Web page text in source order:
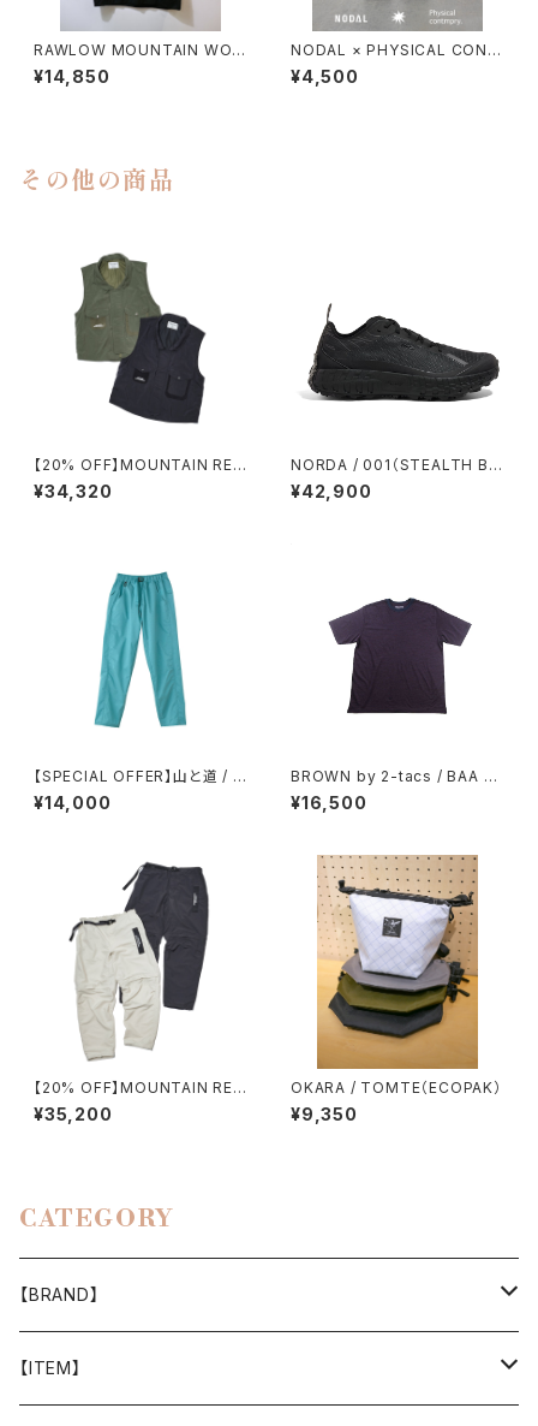
RAWLOW MOUNTAIN WOR
KS / DAD LITE CREW
¥14,850
NODAL × PHYSICAL CONT
MPRY.
¥4,500
その他の商品
【20% OFF】MOUNTAIN RES
EARCH / M69 VEST
¥34,320
NORDA / 001（STEALTH BL
ACK）
¥42,900
【SPECIAL OFFER】山と道 / LI
GHT ５POCKET PANTS（WO
MEN）
¥14,000
BROWN by 2-tacs / BAA WI
DE
¥16,500
【20% OFF】MOUNTAIN RES
EARCH / ID PANTS +
¥35,200
OKARA / TOMTE（ECOPAK）
¥9,350
CATEGORY
【BRAND】
山と道
【ITEM】